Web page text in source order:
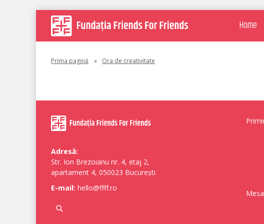
Home
Prima pagină » Ora de creativitate
Adresă:
Str. Ion Brezoianu nr. 4, etaj 2,
apartament 4, 050023 București
E-mail: hello@ffff.ro